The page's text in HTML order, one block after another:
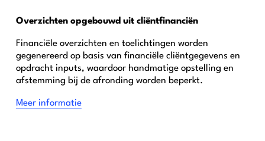
Overzichten opgebouwd uit cliëntfinanciën
Financiële overzichten en toelichtingen worden
gegenereerd op basis van financiële cliëntgegevens en
opdracht inputs, waardoor handmatige opstelling en
afstemming bij de afronding worden beperkt.
Meer informatie